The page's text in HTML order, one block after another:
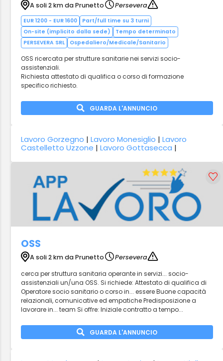
A soli 2 km da Prunetto Persevera
EUR 1200 - EUR 1600
Part/full time su 3 turni
On-site (implicito dalla sede)
Tempo determinato
PERSEVERA SRL
Ospedaliero/Medicale/Sanitario
OSS ricercata per strutture sanitarie nei servizi socio-
assistenziali.
Richiesta attestato di qualifica o corso di formazione
specifico richiesto.
GUARDA L'ANNUNCIO
Lavoro Gorzegno |Lavoro Monesiglio |Lavoro
Castelletto Uzzone |Lavoro Gottasecca |
OSS
A soli 2 km da Prunetto
Persevera
cerca per struttura sanitaria operante in servizi... socio-
assistenziali un/una OSS. Si richiede: Attestato di qualifica di
Operatore socio sanitario o corso in... essere Buone capacità
relazionali, comunicative ed empatiche Predisposizione a
lavorare in... team Si offre: Iniziale contratto a tempo...
GUARDA L'ANNUNCIO